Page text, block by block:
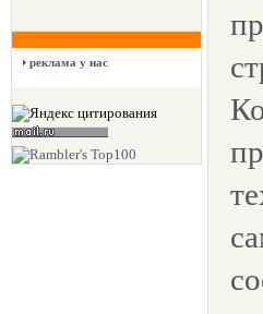
реклама у нас